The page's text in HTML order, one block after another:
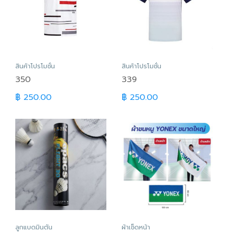
สินค้าโปรโมชั่น
350
฿ 250.00
สินค้าโปรโมชั่น
339
฿ 250.00
ลูกแบดมินตัน ผ้าเช็ดหน้า